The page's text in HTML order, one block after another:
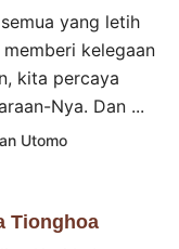
yang letih
kelegaan
kita percaya
Nya. Dan ...
Utomo
Tionghoa